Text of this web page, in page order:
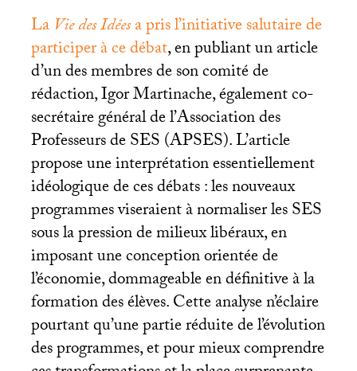
La Vie des Idéesa pris l’initiative salutaire de
participer à ce débat, en publiant un article
d’un des membres de son comité de
rédaction, Igor Martinache, également co-
secrétaire général de l’Association des
Professeurs deSES(APSES). L’article
propose une interprétation essentiellement
idéologique de ces débats : les nouveaux
programmes viseraient à normaliser lesSES
sous la pression de milieux libéraux, en
imposant une conception orientée de
l’économie, dommageable en définitive à la
formation des élèves. Cette analyse n’éclaire
pourtant qu’une partie réduite de l’évolution
des programmes, et pour mieux comprendre